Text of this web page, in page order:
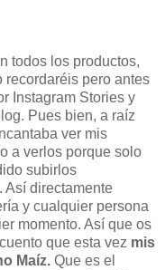
todos los productos,
recordaréis pero antes
Instagram Stories y
Pues bien, a raíz
ver mis
a verlos porque solo
subirlos
. Así directamente
y cualquier persona
momento. Así que os
que esta vez mis
Maíz. Que es el